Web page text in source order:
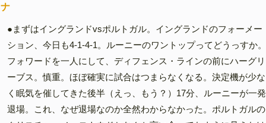
ナ
●まずはイングランドvsポルトガル。イングランドのフォーメー
ション、今日も4-1-4-1。ルーニーのワントップってどうっすか。
フォワードを一人にして、ディフェンス・ラインの前にハーグリ
ーブス。慎重。ほぼ確実に試合はつまらなくなる。決定機が少な
く眠気を催してきた後半（えっ、もう？）17分、ルーニーが一発
退場。これ、なぜ退場なのか全然わからなかった。ポルトガルの